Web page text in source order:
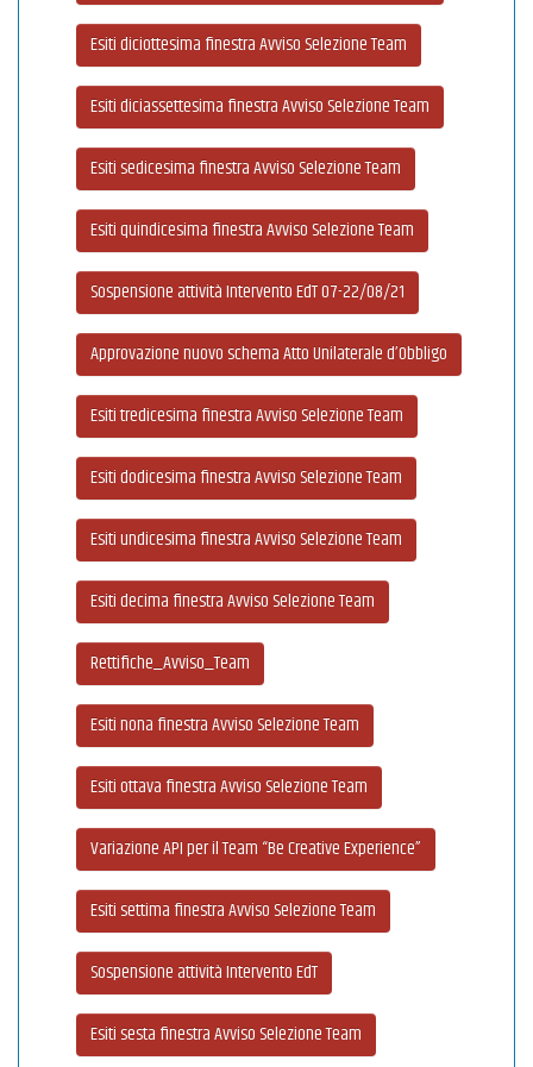
Esiti diciottesima finestra Avviso Selezione Team
Esiti diciassettesima finestra Avviso Selezione Team
Esiti sedicesima finestra Avviso Selezione Team
Esiti quindicesima finestra Avviso Selezione Team
Sospensione attività Intervento EdT 07-22/08/21
Approvazione nuovo schema Atto Unilaterale d’Obbligo
Esiti tredicesima finestra Avviso Selezione Team
Esiti dodicesima finestra Avviso Selezione Team
Esiti undicesima finestra Avviso Selezione Team
Esiti decima finestra Avviso Selezione Team
Rettifiche_Avviso_Team
Esiti nona finestra Avviso Selezione Team
Esiti ottava finestra Avviso Selezione Team
Variazione API per il Team “Be Creative Experience”
Esiti settima finestra Avviso Selezione Team
Sospensione attività Intervento EdT
Esiti sesta finestra Avviso Selezione Team